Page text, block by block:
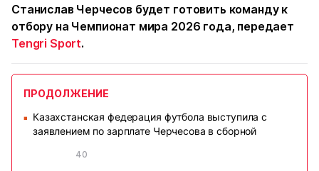
Станислав Черчесов будет готовить команду к
отбору на Чемпионат мира 2026 года, передает
Tengri Sport.
ПРОДОЛЖЕНИЕ
■
Казахстанская федерация футбола выступила с
заявлением по зарплате Черчесова в сборной
40